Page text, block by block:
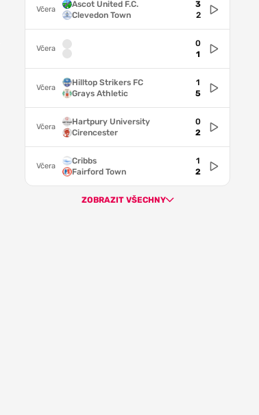
Včera
Ascot United F.C.
Clevedon Town
3
2
Včera
0
1
Včera
Hilltop Strikers FC
Grays Athletic
1
5
Včera
Hartpury University
Cirencester
0
2
Včera
Cribbs
Fairford Town
1
2
ZOBRAZIT VŠECHNY